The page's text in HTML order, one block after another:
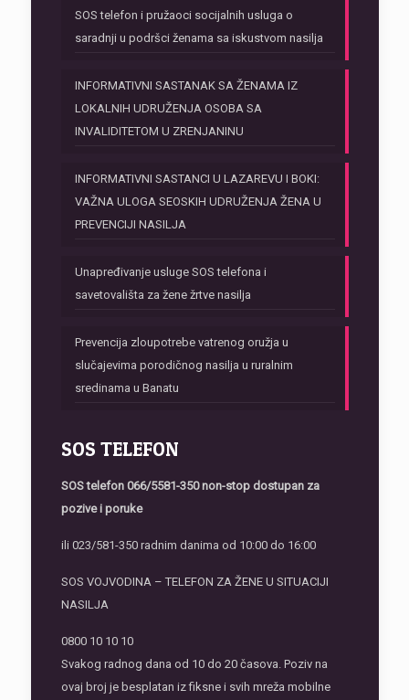
SOS telefon i pružaoci socijalnih usluga o
saradnji u podršci ženama sa iskustvom nasilja
INFORMATIVNI SASTANAK SA ŽENAMA IZ
LOKALNIH UDRUŽENJA OSOBA SA
INVALIDITETOM U ZRENJANINU
INFORMATIVNI SASTANCI U LAZAREVU I BOKI:
VAŽNA ULOGA SEOSKIH UDRUŽENJA ŽENA U
PREVENCIJI NASILJA
Unapređivanje usluge SOS telefona i
savetovališta za žene žrtve nasilja
Prevencija zloupotrebe vatrenog oružja u
slučajevima porodičnog nasilja u ruralnim
sredinama u Banatu
SOS TELEFON
SOS telefon 066/5581-350 non-stop dostupan za
pozive i poruke
ili 023/581-350 radnim danima od 10:00 do 16:00
SOS VOJVODINA – TELEFON ZA ŽENE U SITUACIJI
NASILJA
0800 10 10 10
Svakog radnog dana od 10 do 20 časova. Poziv na
ovaj broj je besplatan iz fiksne i svih mreža mobilne